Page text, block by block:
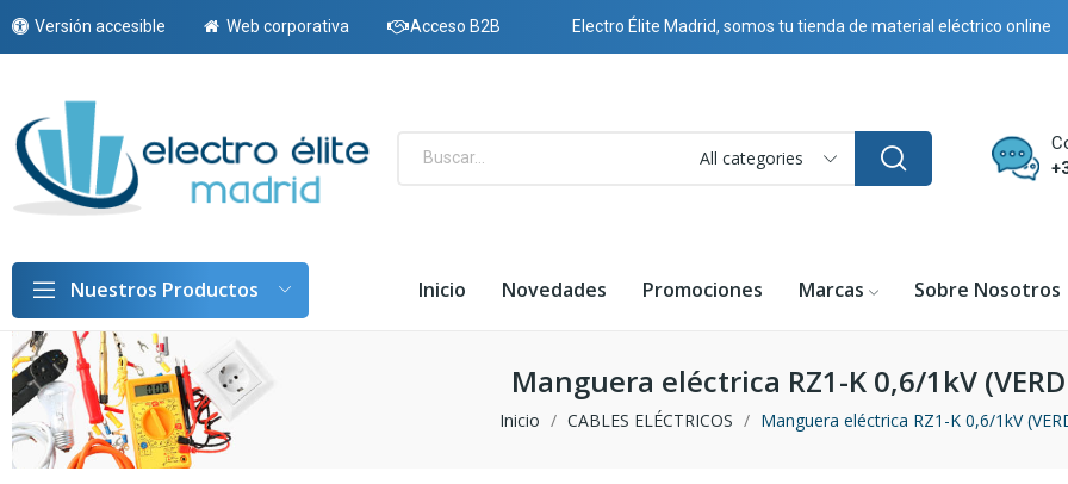
Versión accesible Web corporativa Acceso B2B Electro Élite Madrid, somos tu tienda de material eléctrico online
All categories
Nuestros Productos Inicio Novedades Promociones Marcas Sobre Nosotros
Manguera eléctrica RZ1-K 0,6/1kV
Inicio CABLES ELÉCTRICOS Manguera eléctrica RZ1-K 0,6/1kV